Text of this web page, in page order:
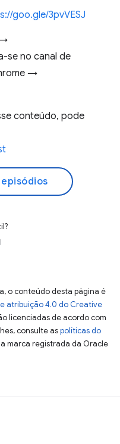
goo.gle/3pvVESJ
→
se no canal de
→
conteúdo, pode
o conteúdo desta página é
atribuição 4.0 do Creative
licenciadas de acordo com
consulte aspolíticas do
marca registrada da Oracle